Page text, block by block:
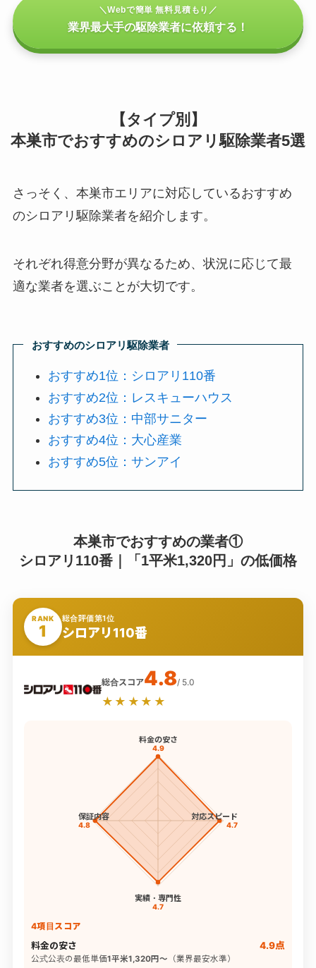
＼Webで簡単 無料見積もり／
業界最大手の駆除業者に依頼する！
【タイプ別】
本巣市でおすすめのシロアリ駆除業者5選
さっそく、本巣市エリアに対応しているおすすめ
のシロアリ駆除業者を紹介します。
それぞれ得意分野が異なるため、状況に応じて最
適な業者を選ぶことが大切です。
おすすめのシロアリ駆除業者
おすすめ1位：シロアリ110番
おすすめ2位：レスキューハウス
おすすめ3位：中部サニター
おすすめ4位：大心産業
おすすめ5位：サンアイ
本巣市でおすすめの業者①
シロアリ110番｜「1平米1,320円」の低価格
RANK
1
総合評価第1位
シロアリ110番
総合スコア4.8/ 5.0
★★★★★
料金の安さ
4.9
対応スピード
4.7
実績・専門性
4.7
保証内容
4.8
4項目スコア
料金の安さ 4.9点
公式公表の最低単価1平米1,320円〜 （業界最安水準）